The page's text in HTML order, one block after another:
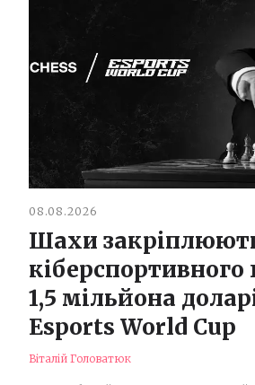
08.08.2026
Шахи
кіберспортивного
1,5 мільйона
Esports World Cup
Віталій Головатюк